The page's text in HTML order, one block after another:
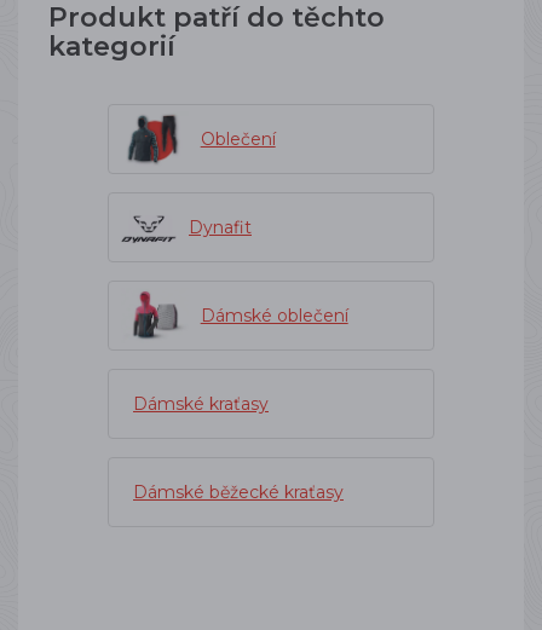
Produkt patří do těchto
kategorií
Oblečení
Dynafit
Dámské oblečení
Dámské kraťasy
Dámské běžecké kraťasy